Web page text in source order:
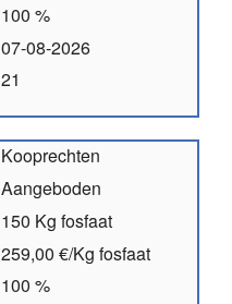
100 %
07-08-2026
21
Kooprechten
Aangeboden
150 Kg fosfaat
259,00 €/Kg fosfaat
100 %